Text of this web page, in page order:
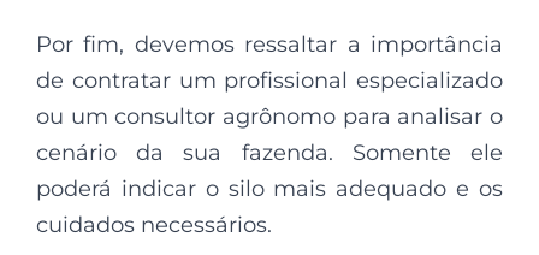
Por fim, devemos ressaltar a importância
de contratar um profissional especializado
ou um consultor agrônomo para analisar o
cenário da sua fazenda. Somente ele
poderá indicar o silo mais adequado e os
cuidados necessários.